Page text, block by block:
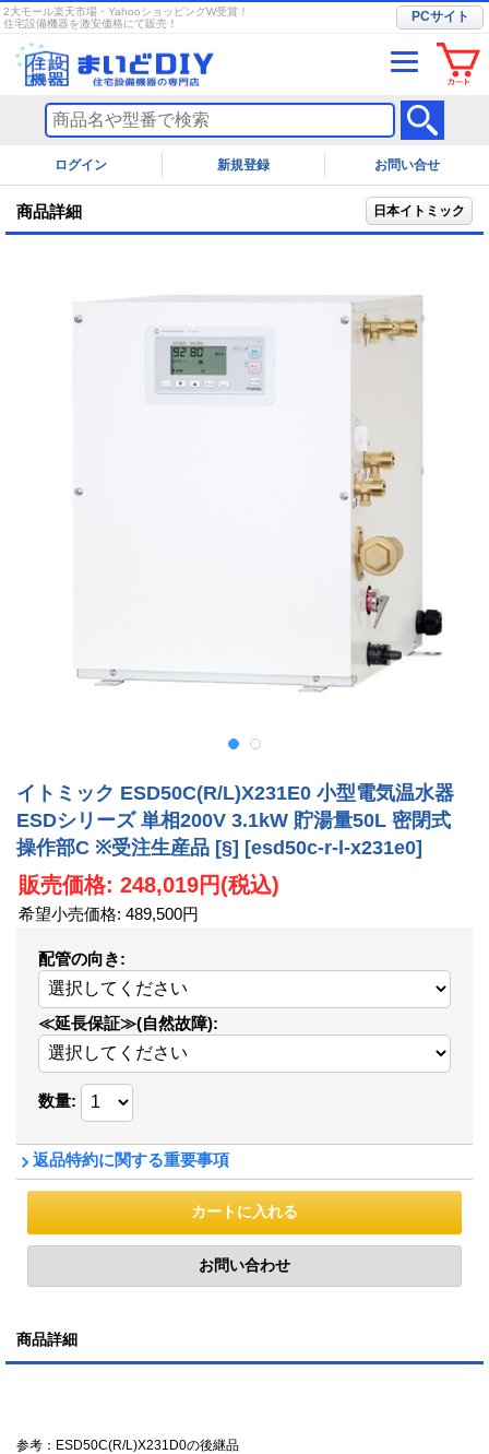
2大モール楽天市場・YahooショッピングW受賞！
住宅設備機器を激安価格にて販売！
PCサイト
ログイン お問い合せ
商品詳細 日本イトミック
イトミック ESD50C(R/L)X231E0 小型電気温水器
ESDシリーズ 単相200V 3.1kW 貯湯量50L 密閉式
操作部C ※受注生産品 [§] [esd50c-r-l-x231e0]
販売価格: 248,019円(税込)
希望小売価格: 489,500円
配管の向き:
≪延長保証≫(自然故障):
数量:
返品特約に関する重要事項
商品詳細
参考：ESD50C(R/L)X231D0の後継品